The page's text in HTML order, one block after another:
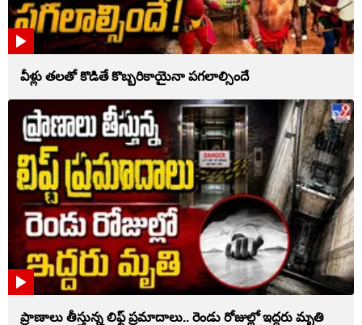
వీళ్లు తలతో కొడితే కొబ్బరికాయైనా పగలాల్సిందే
ప్రాణాలు తీస్తున్న లిఫ్ట్‌ ప్రమాదాలు.. రెండు రోజుల్లో ఇద్దరు మృతి